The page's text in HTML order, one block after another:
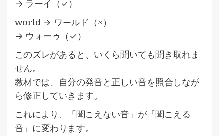
→ ラーイ（✓）
world → ワールド（×）
→ ウォーゥ（✓）
このズレがあると、いくら聞いても聞き取れま
せん。
教材では、自分の発音と正しい音を照合しなが
ら修正していきます。
これにより、「聞こえない音」が「聞こえる
音」に変わります。